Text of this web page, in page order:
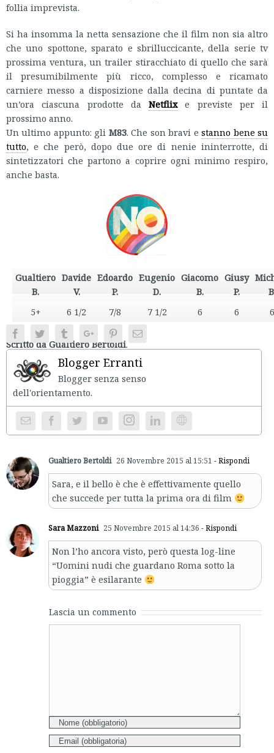
follia imprevista.
Si ha insomma la netta sensazione che il film non sia altro
che uno spottone, sparato e sbrilluccicante, della serie tv
prossima ventura, un trailer stiracchiato di quello che sarà
il presumibilmente più ricco, complesso e ricamato
carniere messo a disposizione dalla decina di puntate da
un’ora ciascuna prodotte da Netflixe previste per il
prossimo anno.
Un ultimo appunto: gli M83. Che son bravi estanno bene su
tutto, e che però, dopo due ore di nenie ininterrotte, di
sintetizzatori che partono a coprire ogni minimo respiro,
anche basta.
Gualtiero
B.
Davide
V.
Edoardo
P.
Eugenio
D.
Giacomo
B.
Giusy
P.
5+
6 1/2 7/8 7 1/2 6 6 6
Scritto da Gualtiero Bertoldi.
FacebookTwitter TumblrGoogle+PinterestEmail
Blogger Erranti
Blogger senza senso
Instagram Website
Gualtiero Bertoldi 26 Novembre 2015 al 15:51 - Rispondi
Sara, e il bello è che è effettivamente quello
che succede per tutta la prima ora di film
Sara Mazzoni 25 Novembre 2015 al 14:36 - Rispondi
Non l’ho ancora visto, però questa log-line
“Uomini nudi che guardano Roma sotto la
pioggia” è esilarante
Lascia un commento